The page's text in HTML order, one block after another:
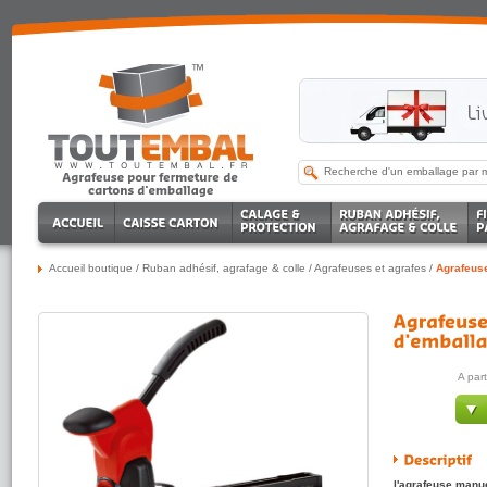
Accueil boutique / Ruban adhésif, agrafage & colle /Agrafeuses et agrafes /
A
l'agrafeuse